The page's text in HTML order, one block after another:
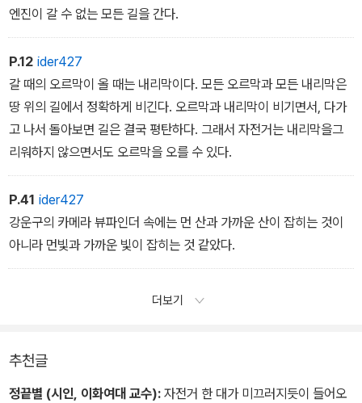
엔진이 갈 수 없는 모든 길을 간다.
P.12 ider427
갈 때의 오르막이 올 때는 내리막이다. 모든 오르막과 모든 내리막은
땅 위의 길에서 정확하게 비긴다. 오르막과 내리막이 비기면서, 다가
고 나서 돌아보면 길은 결국 평탄하다. 그래서 자전거는 내리막을그
리워하지 않으면서도 오르막을 오를 수 있다.
P.41 ider427
강운구의 카메라 뷰파인더 속에는 먼 산과 가까운 산이 잡히는 것이
아니라 먼빛과 가까운 빛이 잡히는 것 같았다.
더보기
추천글
정끝별 (시인, 이화여대 교수): 자전거 한 대가 미끄러지듯이 들어오